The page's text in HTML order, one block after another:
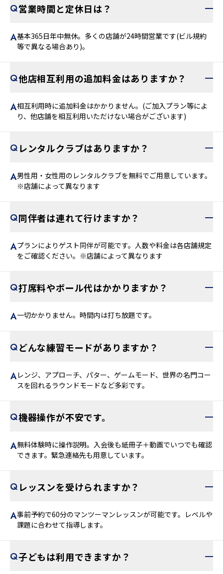
営業時間と定休日は？
基本365日年中無休。多くの店舗が24時間営業です(ビル規約
等で異なる場合あり)。
他店相互利用の追加料金はありますか？
相互利用時に追加料金はかかりません。(ご加入プラン等によ
り、他店舗を相互利用いただけない場合がございます)
レンタルクラブはありますか？
男性用・女性用のレンタルクラブを無料でご用意しています。
※店舗によって異なります
同伴者は連れて行けますか？
プランによりゲスト同伴が可能です。人数や料金は各店舗規定
をご確認ください。※店舗によって異なります
打席料やボール代はかかりますか？
一切かかりません。時間内は打ち放題です。
どんな練習モードがありますか？
レンジ、アプローチ、パター、ゲームモード、世界の名門コー
スを回れるラウンドモードなど多彩です。
機器操作が不安です。
無料体験時に操作説明。入会後も紙冊子＋動画でいつでも確認
できます。緊急連絡先も用意しています。
レッスンを受けられますか？
事前予約で60分のマンツーマンレッスンが可能です。レベルや
課題に合わせて指導します。
子どもは利用できますか？